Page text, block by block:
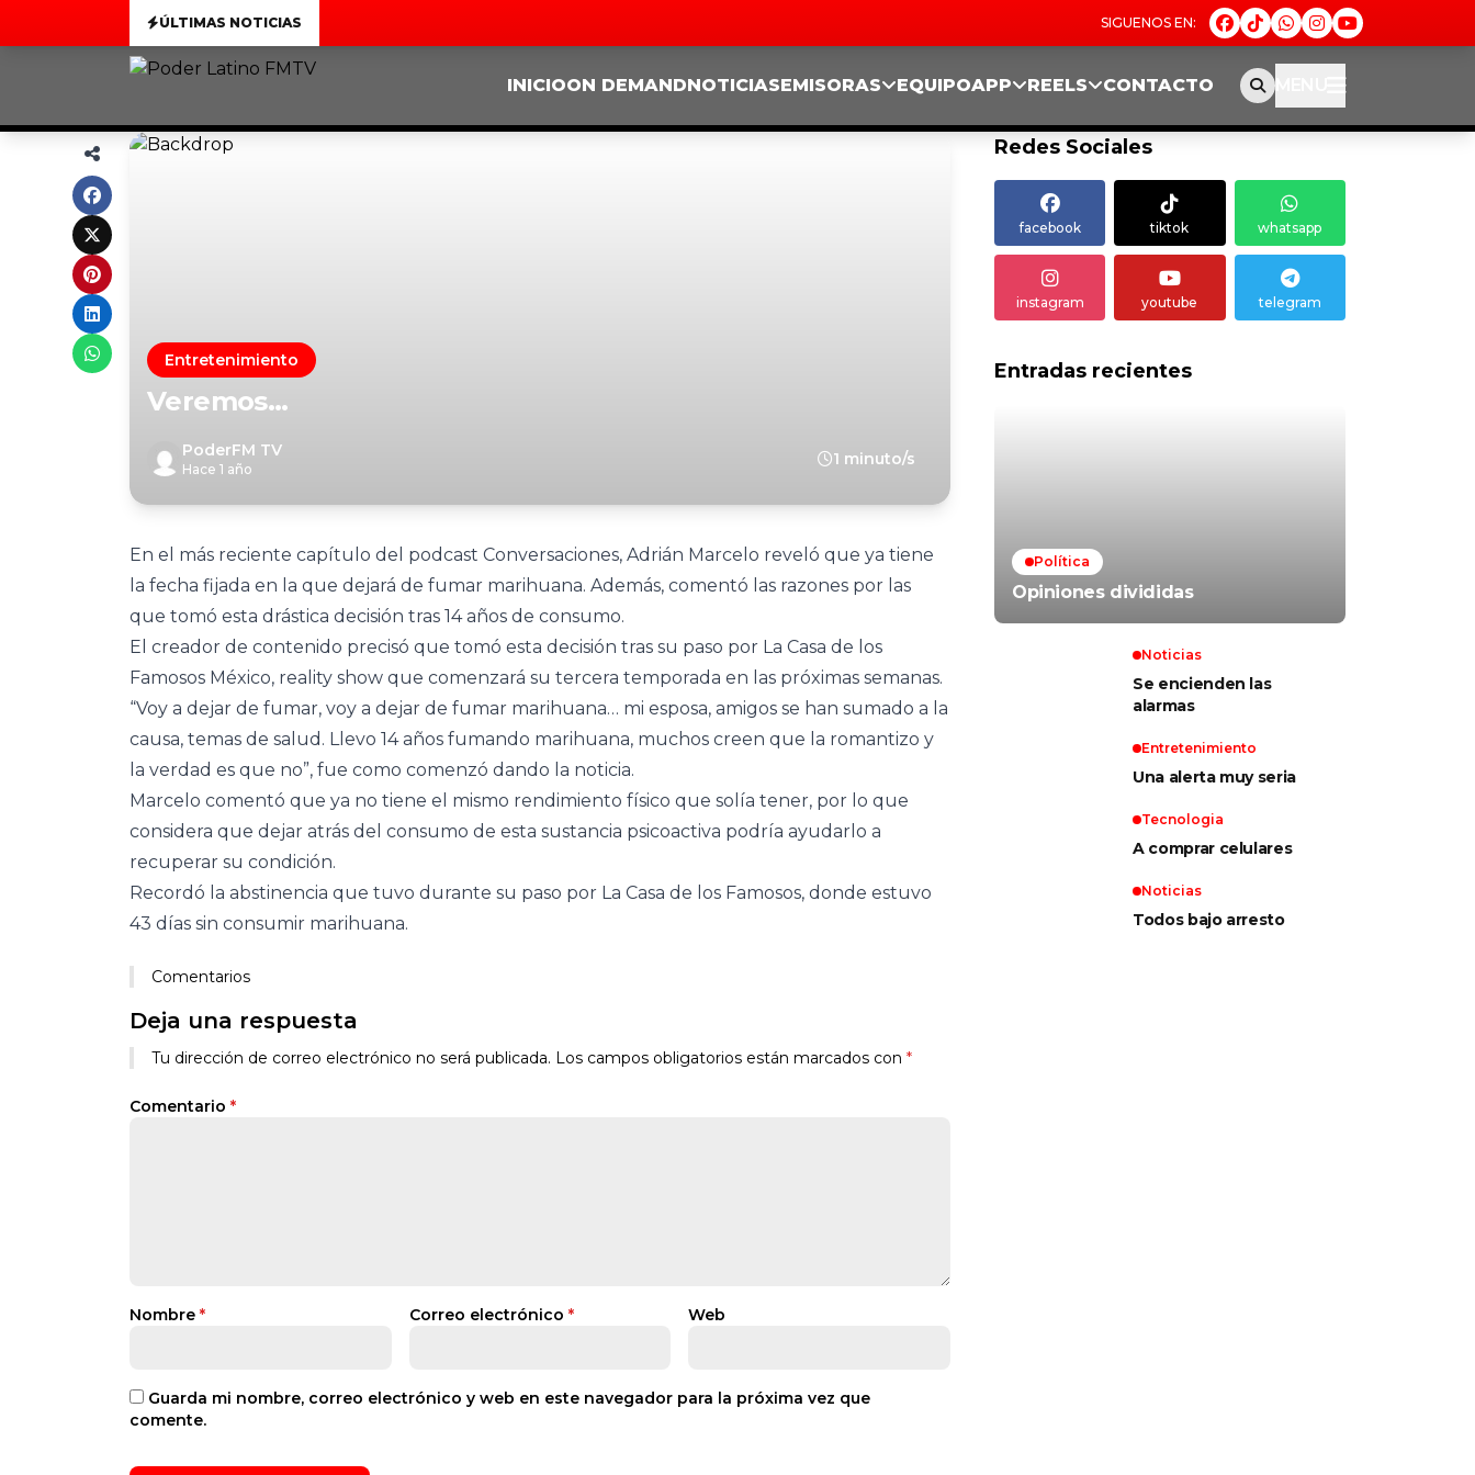
ÚLTIMAS NOTICIAS
INICIOON DEMANDNOTICIASEMISORAS EQUIPOAPP REELS CONTACTO MENU
Entretenimiento
Veremos…
PoderFM TV
Hace 1 año
1 minuto/s
En el más reciente capítulo del podcast Conversaciones, Adrián Marcelo reveló que ya tiene
la fecha fijada en la que dejará de fumar marihuana. Además, comentó las razones por las
que tomó esta drástica decisión tras 14 años de consumo.
El creador de contenido precisó que tomó esta decisión tras su paso por La Casa de los
Famosos México, reality show que comenzará su tercera temporada en las próximas semanas.
“Voy a dejar de fumar, voy a dejar de fumar marihuana… mi esposa, amigos se han sumado a la
causa, temas de salud. Llevo 14 años fumando marihuana, muchos creen que la romantizo y
la verdad es que no”, fue como comenzó dando la noticia.
Marcelo comentó que ya no tiene el mismo rendimiento físico que solía tener, por lo que
considera que dejar atrás del consumo de esta sustancia psicoactiva podría ayudarlo a
recuperar su condición.
Recordó la abstinencia que tuvo durante su paso por La Casa de los Famosos, donde estuvo
43 días sin consumir marihuana.
Comentarios
Deja una respuesta
Tu dirección de correo electrónico no será publicada. Los campos obligatorios están marcados con *
Comentario *
Nombre * Correo electrónico * Web
Guarda mi nombre, correo electrónico y web en este navegador para la próxima vez que
comente.
Redes Sociales
facebook tiktok whatsapp
instagram youtube telegram
Entradas recientes
Política
Opiniones divididas
Noticias
Se encienden las
alarmas
Entretenimiento
Una alerta muy seria
Tecnologia
A comprar celulares
Noticias
Todos bajo arresto